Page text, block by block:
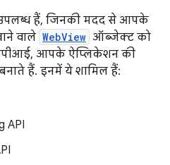
हैं, जिनकी मदद से आपके
वाले WebView ऑब्जेक्ट को
आपके ऐप्लिकेशन की
हैं. इनमें ये शामिल हैं:
API